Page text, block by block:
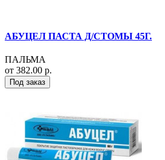
АБУЦЕЛ ПАСТА Д/СТОМЫ 45Г.
ПАЛЬМА
от 382.00 р.
Под заказ